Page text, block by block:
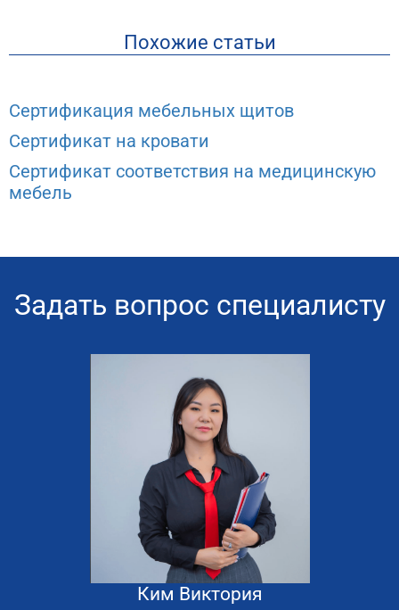
Похожие статьи
Сертификация мебельных щитов
Сертификат на кровати
Сертификат соответствия на медицинскую
мебель
Задать вопрос специалисту
Ким Виктория
8